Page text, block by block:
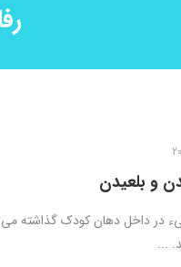
و بلعیدن
در داخل دهان کودک گذاشته می
...